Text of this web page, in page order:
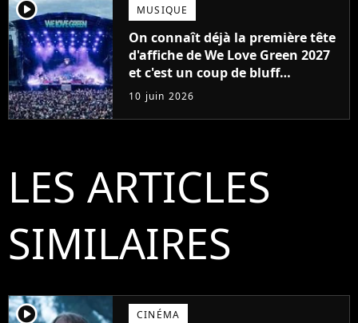
player2 MUSIQUE
On connaît déjà la première tête
d'affiche de We Love Green 2027
et c'est un coup de bluff
monumental
10 juin 2026
LES ARTICLES
SIMILAIRES
player2 CINÉMA